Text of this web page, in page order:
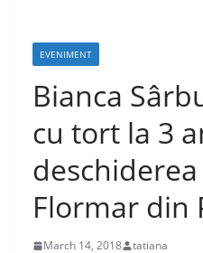
EVENIMENT
Bianca
cu tort la 3
Flormar din
March 14, 2018 tatiana